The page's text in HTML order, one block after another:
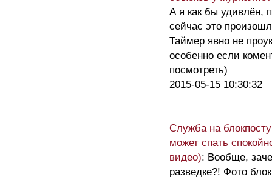
А я как бы удивлён,
сейчас это
Таймер явно не
особенно если
посмотреть)
2015-05-15 10:30:32
Служба на
может спать
видео): Вообще,
разведке?! Фото